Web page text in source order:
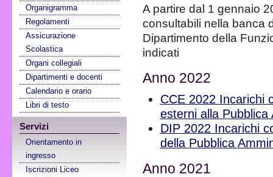
Organigramma
Regolamenti
Assicurazione
Scolastica
Organi collegiali
Dipartimenti e docenti
Calendario e orario
Libri di testo
Servizi
Orientamento in
ingresso
Iscrizioni Liceo
A partire dal 1 gennaio
consultabili nella banca
Dipartimento della
indicati
Anno 2022
CCE 2022 Incarichi
esterni alla Pubblica
DIP 2022 Incarichi
della Pubblica
Anno 2021